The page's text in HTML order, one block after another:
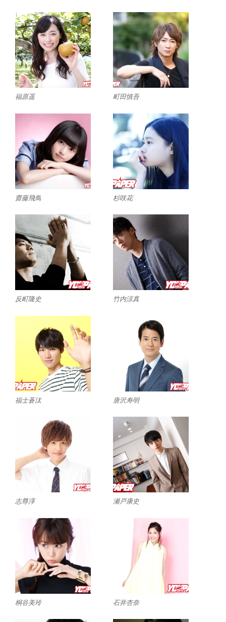
福原遥 町田慎吾
齋藤飛鳥 杉咲花
反町隆史 竹内涼真
福士蒼汰 唐沢寿明
志尊淳 瀬戸康史
桐谷美玲 石井杏奈